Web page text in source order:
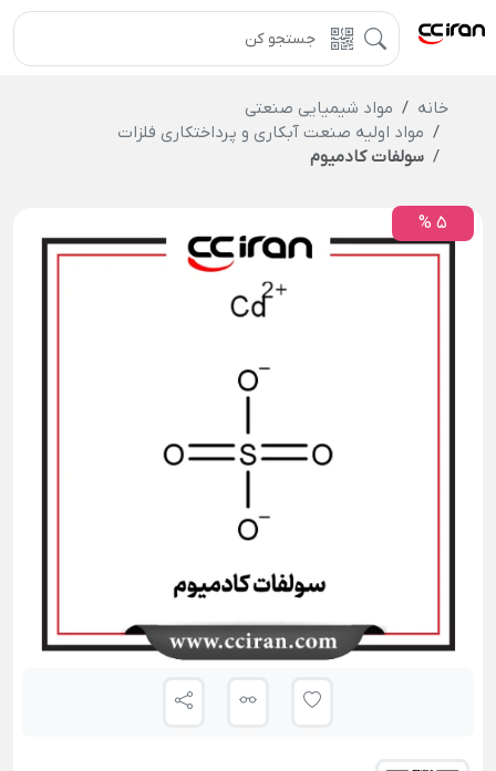
خانه
مواد شیمیایی صنعتی
مواد اولیه صنعت آبکاری و پرداختکاری فلزات
سولفات کادمیوم
5 %